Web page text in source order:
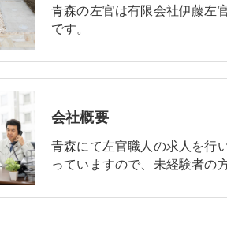
青森の左官は有限会社伊藤左
です。
会社概要
青森にて左官職人の求人を行
っていますので、未経験者の